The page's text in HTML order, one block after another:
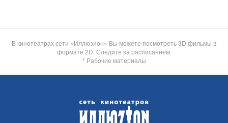
В кинотеатрах сети «Иллюзион» Вы можете посмотреть 3D фильмы в
формате 2D. Следите за расписанием.
* Рабочие материалы